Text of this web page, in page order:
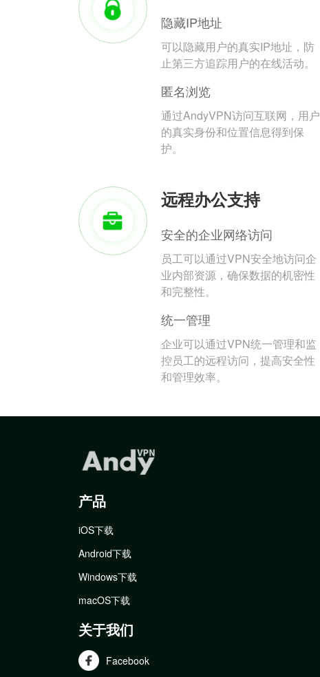
隐藏IP地址
可以隐藏用户的真实IP地址，防
止第三方追踪用户的在线活动。
匿名浏览
通过AndyVPN访问互联网，用户
的真实身份和位置信息得到保
护。
远程办公支持
安全的企业网络访问
员工可以通过VPN安全地访问企
业内部资源，确保数据的机密性
和完整性。
统一管理
企业可以通过VPN统一管理和监
控员工的远程访问，提高安全性
和管理效率。
产品
iOS下载
Android下载
Windows下载
macOS下载
关于我们
Facebook